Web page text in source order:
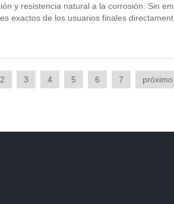
y resistencia natural a la corrosión. Sin
exactos de los usuarios finales
2 3 4 5 6 7 próximo